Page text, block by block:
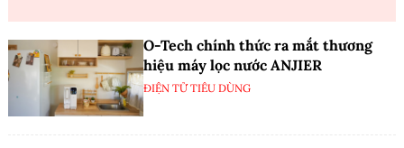
O-Tech chính thức ra mắt thương
hiệu máy lọc nước ANJIER
ĐIỆN TỬ TIÊU DÙNG